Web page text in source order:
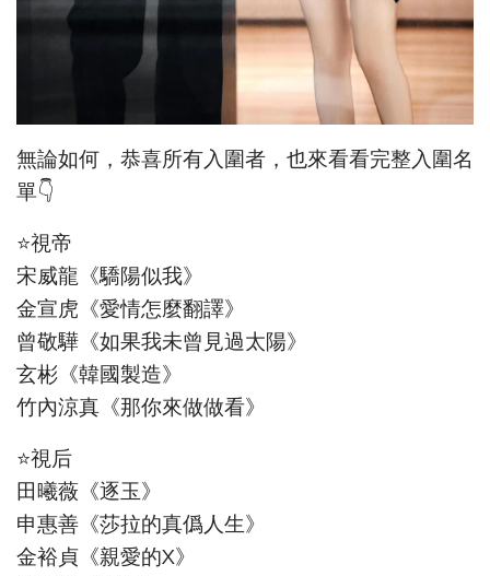
無論如何，恭喜所有入圍者，也來看看完整入圍名
單👇
⭐視帝
宋威龍《驕陽似我》
金宣虎《愛情怎麼翻譯》
曾敬驊《如果我未曾見過太陽》
玄彬《韓國製造》
竹內涼真《那你來做做看》
⭐視后
田曦薇《逐玉》
申惠善《莎拉的真僞人生》
金裕貞《親愛的X》